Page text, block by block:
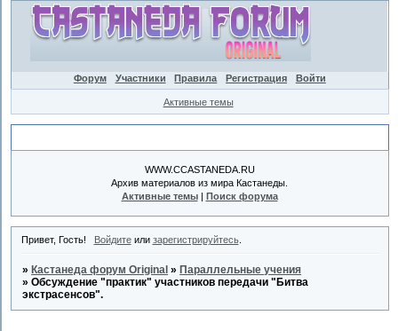
Форум Участники Правила Регистрация Войти
Активные темы
WWW.CCASTANEDA.RU
Архив материалов из мира Кастанеды.
Активные темы| Поиск форума
Привет, Гость! Войдитеили зарегистрируйтесь.
» Кастанеда форум Original » Параллельные учения
»Обсуждение "практик" участников передачи "Битва
экстрасенсов".